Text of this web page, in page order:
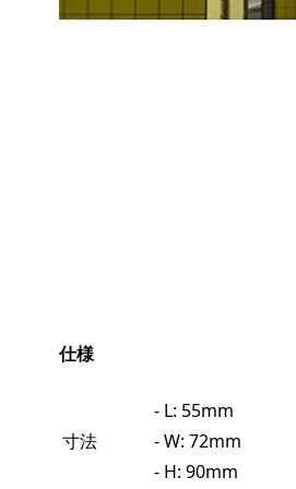
仕様
寸法
- L: 55mm
- W: 72mm
- H: 90mm